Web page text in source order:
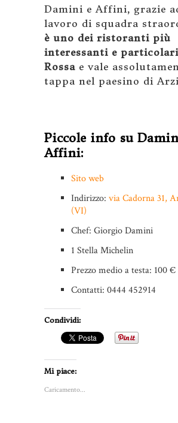
Damini e Affini, grazie
lavoro di squadra
è uno dei ristoranti più
interessanti e
Rossa e vale
tappa nel paesino di
Piccole info su
Affini:
Sito web
Indirizzo: via Cadorna 31,
(VI)
Chef: Giorgio Damini
1 Stella Michelin
Prezzo medio a testa: 100 €
Contatti: 0444 452914
Condividi:
Mi piace:
Caricamento...